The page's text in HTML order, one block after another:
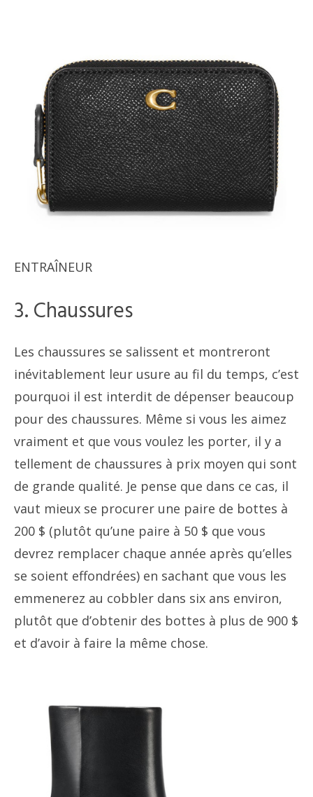
ENTRAÎNEUR
3. Chaussures
Les chaussures se salissent et montreront
inévitablement leur usure au fil du temps, c’est
pourquoi il est interdit de dépenser beaucoup
pour des chaussures. Même si vous les aimez
vraiment et que vous voulez les porter, il y a
tellement de chaussures à prix moyen qui sont
de grande qualité. Je pense que dans ce cas, il
vaut mieux se procurer une paire de bottes à
200 $ (plutôt qu’une paire à 50 $ que vous
devrez remplacer chaque année après qu’elles
se soient effondrées) en sachant que vous les
emmenerez au cobbler dans six ans environ,
plutôt que d’obtenir des bottes à plus de 900 $
et d’avoir à faire la même chose.